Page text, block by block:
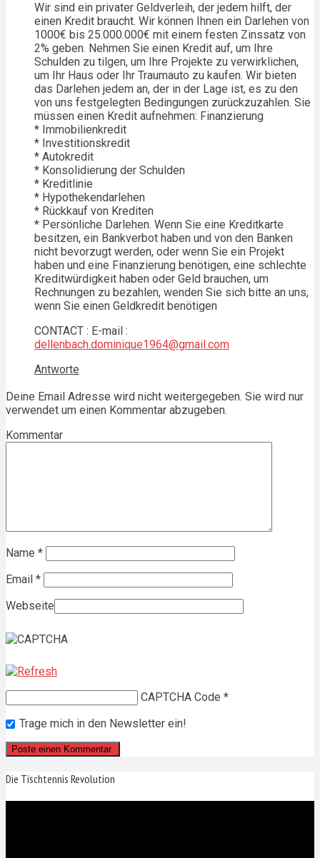
Wir sind ein privater Geldverleih, der jedem hilft, der
einen Kredit braucht. Wir können Ihnen ein Darlehen von
1000€ bis 25.000.000€ mit einem festen Zinssatz von
2% geben. Nehmen Sie einen Kredit auf, um Ihre
Schulden zu tilgen, um Ihre Projekte zu verwirklichen,
um Ihr Haus oder Ihr Traumauto zu kaufen. Wir bieten
das Darlehen jedem an, der in der Lage ist, es zu den
von uns festgelegten Bedingungen zurückzuzahlen. Sie
müssen einen Kredit aufnehmen: Finanzierung
* Immobilienkredit
* Investitionskredit
* Autokredit
* Konsolidierung der Schulden
* Kreditlinie
* Hypothekendarlehen
* Rückkauf von Krediten
* Persönliche Darlehen. Wenn Sie eine Kreditkarte
besitzen, ein Bankverbot haben und von den Banken
nicht bevorzugt werden, oder wenn Sie ein Projekt
haben und eine Finanzierung benötigen, eine schlechte
Kreditwürdigkeit haben oder Geld brauchen, um
Rechnungen zu bezahlen, wenden Sie sich bitte an uns,
wenn Sie einen Geldkredit benötigen
CONTACT : E-mail :
dellenbach.dominique1964@gmail.com
Antworte
Deine Email Adresse wird nicht weitergegeben. Sie wird nur
verwendet um einen Kommentar abzugeben.
Kommentar
Name *
Email *
Webseite
CAPTCHA Code *
Trage mich in den Newsletter ein!
Die Tischtennis Revolution